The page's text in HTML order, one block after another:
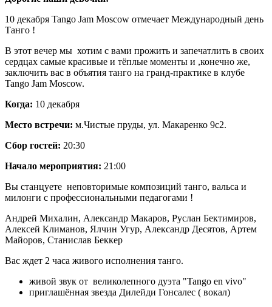
10 декабря Tango Jam Moscow отмечает Международный день
Танго !
В этот вечер мы хотим с вами прожить и запечатлить в своих
сердцах самые красивые и тёплые моменты и ,конечно же,
заключить вас в объятия танго на гранд-практике в клубе
Tango Jam Moscow.
Когда: 10 декабря
Место встречи: м.Чистые пруды, ул. Макаренко 9с2.
Сбор гостей: 20:30
Начало мероприятия: 21:00
Вы станцуете неповторимые композиций танго, вальса и
милонги с профессиональными педагогами !
Андрей Михалин, Александр Макаров, Руслан Бектимиров,
Алексей Климанов, Ялчин Угур, Александр Десятов, Артем
Майоров, Станислав Беккер
Вас ждет 2 часа живого исполнения танго.
живой звук от великолепного дуэта "Tango en vivo"
приглашённая звезда Дилейди Гонсалес ( вокал)